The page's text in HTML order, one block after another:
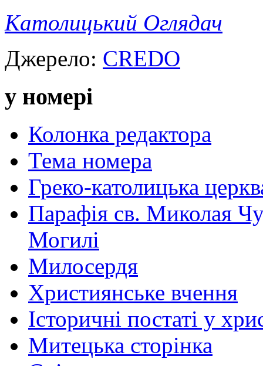
Католицький Оглядач
Джерело: CREDO
у номері
Колонка редактора
Тема номера
Греко-католицька
Парафія св. Миколая
Могилі
Милосердя
Християнське вчення
Історичні постаті у
Митецька сторінка